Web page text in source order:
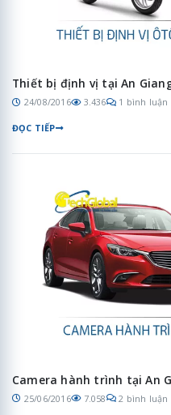
Thiết bị định vị tại An
24/08/2016 3.436 1 bình luận
ĐỌC TIẾP
Camera hành trình tại An
25/06/2016 7.058 2 bình luận